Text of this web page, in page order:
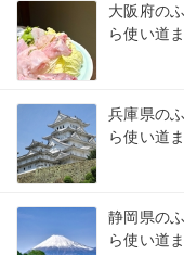
大阪府の
ら使い道
兵庫県の
ら使い道
静岡県の
ら使い道